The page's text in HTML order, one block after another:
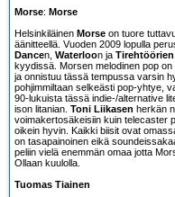
Morse: Morse
Helsinkiläinen Morse on tuore
äänitteellä. Vuoden 2009 lopulla
Dancen, Waterloon ja Tirehtöörien
kyydissä. Morsen melodinen pop
ja onnistuu tässä tempussa varsin
pohjimmiltaan selkeästi pop-yhtye,
90-lukuista tässä indie-/alternative
ison litanian. Toni Liikasen herkän
voimakertosäkeisiin kuin telecaster
oikein hyvin. Kaikki biisit ovat
on tasapainoinen eikä
peliin vielä enemmän omaa jotta
Ollaan kuulolla.
Tuomas Tiainen